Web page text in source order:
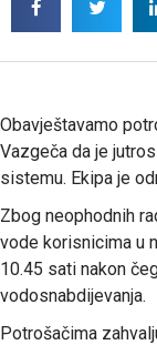
Obavještavamo
Vazgeča da je
sistemu. Ekipa je
Zbog neophodnih
vode korisnicima u
10.45 sati nakon
vodosnabdijevanja.
Potrošačima